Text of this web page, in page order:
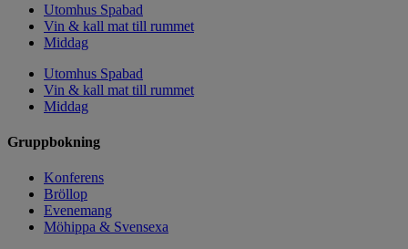
Utomhus Spabad
Vin & kall mat till rummet
Middag
Utomhus Spabad
Vin & kall mat till rummet
Middag
Gruppbokning
Konferens
Bröllop
Evenemang
Möhippa & Svensexa